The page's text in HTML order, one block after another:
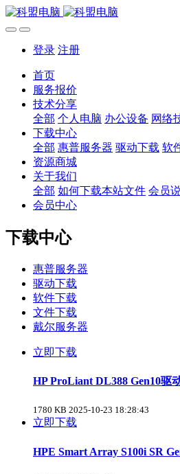
登录 注册
首页
服务报价
技术分享
全部 个人电脑 办公设备 网络
下载中心
全部 惠普服务器 驱动下载 软
资源商城
关于我们
全部 如何下载本站文件 会员
会员中心
下载中心
惠普服务器
驱动下载
软件下载
文件下载
戴尔服务器
立即下载
HP ProLiant DL388 Gen10驱
1780 KB 2025-10-23 18:28:43
立即下载
HPE Smart Array S100i SR